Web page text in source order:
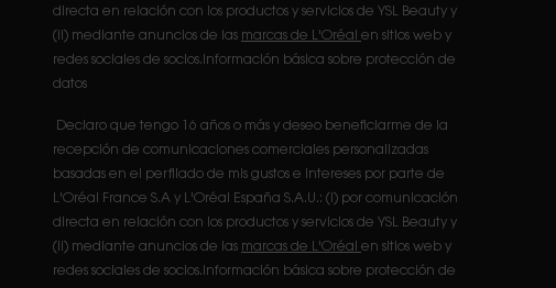
directa en relación con los productos y servicios de YSL Beauty y
(ii) mediante anuncios de las marcas de L'Oréal en sitios web y
redes sociales de socios.Información básica sobre protección de
datos
Declaro que tengo 16 años o más y deseo beneficiarme de la
recepción de comunicaciones comerciales personalizadas
basadas en el perfilado de mis gustos e intereses por parte de
L'Oréal France S.A y L'Oréal España S.A.U.: (i) por comunicación
directa en relación con los productos y servicios de YSL Beauty y
(ii) mediante anuncios de las marcas de L'Oréal en sitios web y
redes sociales de socios.Información básica sobre protección de